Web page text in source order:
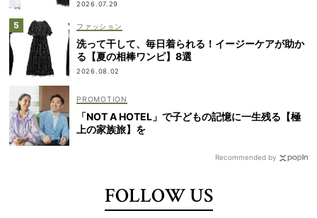
2026.07.29
ファッション
洗って干して、毎日着られる！イージーケアが助か
る【夏の相棒ワンピ】8選
2026.08.02
「NOT A HOTEL」で子どもの記憶に一生残る【極
上の家族旅】を
Recommended by
FOLLOW US